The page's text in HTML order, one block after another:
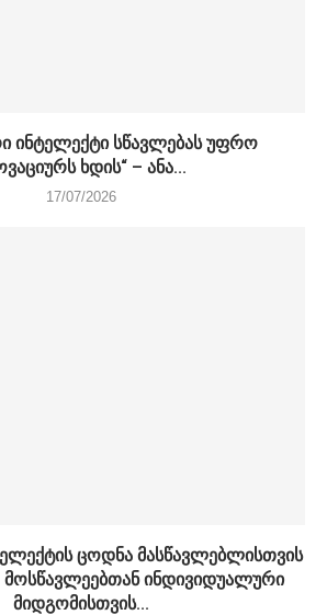
ინტელექტი სწავლებას უფრო
ხდის“ – ანა...
17/07/2026
ცოდნა მასწავლებლისთვის
ინდივიდუალური
მიდგომისთვის...